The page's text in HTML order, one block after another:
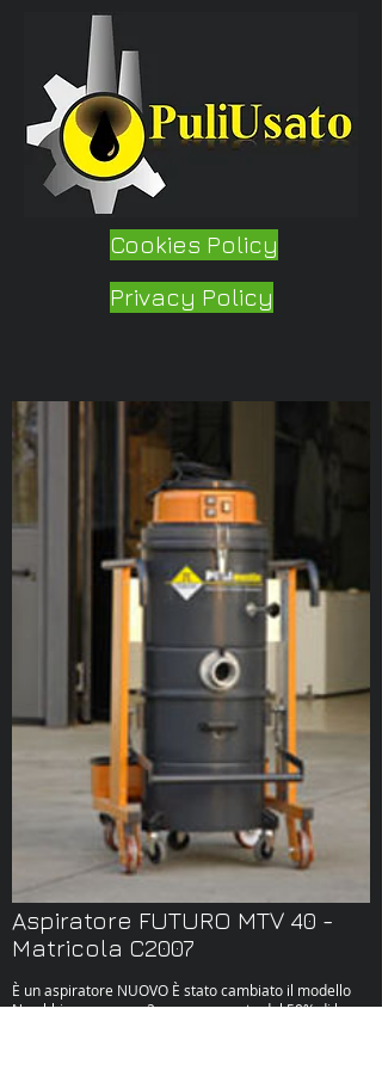
Cookies Policy
Privacy Policy
Aspiratore FUTURO MTV 40 -
Matricola C2007
È un aspiratore NUOVO È stato cambiato il modello
Ne abbiamo ancora 2 con uno sconto del 50% di base